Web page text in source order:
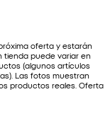
oferta y estarán
tienda puede variar en
(algunos artículos
Las fotos muestran
productos reales. Oferta